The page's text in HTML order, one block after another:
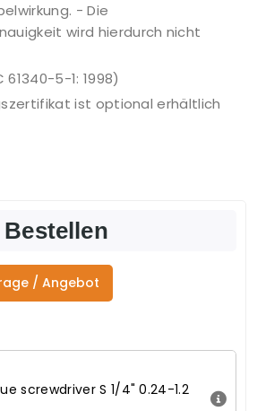
- Die
wird hierdurch nicht
61340-5-1: 1998)
ist optional erhältlich
Bestellen
/ Angebot
screwdriver S 1/4" 0.24-1.2